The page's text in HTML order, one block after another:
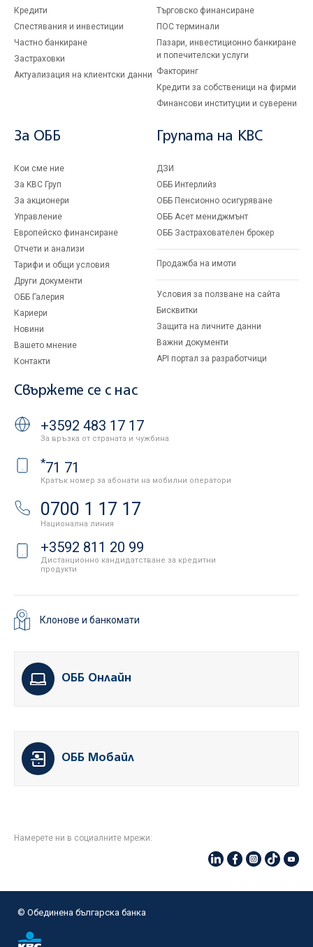
Кредити
Спестявания и инвестиции
Частно банкиране
Застраховки
Актуализация на клиентски данни
Търговско финансиране
ПОС терминали
Пазари, инвестиционно банкиране
и попечителски услуги
Факторинг
Кредити за собственици на фирми
Финансови институции и суверени
За ОББ
Кои сме ние
За KBC Груп
За акционери
Управление
Европейско финансиране
Отчети и анализи
Тарифи и общи условия
Други документи
ОББ Галерия
Кариери
Новини
Вашето мнение
Контакти
Групата на KBC
ДЗИ
ОББ Интерлийз
ОББ Пенсионно осигуряване
ОББ Асет мениджмънт
ОББ Застрахователен брокер
Продажба на имоти
Условия за ползване на сайта
Бисквитки
Защита на личните данни
Важни документи
API портал за разработчици
Свържете се с нас
+3592 483 17 17
За връзка от страната и чужбина
*71 71
Кратък номер за абонати на мобилни оператори
0700 1 17 17
Национална линия
+3592 811 20 99
Дистанционно кандидатстване за кредитни
продукти
Клонове и банкомати
ОББ Онлайн
ОББ Мобайл
Намерете ни в социалните мрежи:
© Oбединена българска банка